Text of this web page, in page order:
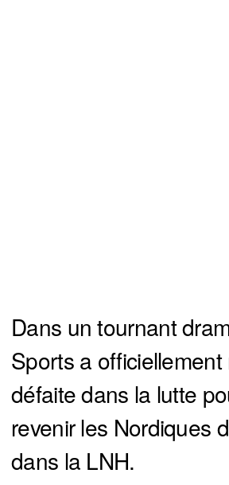
Dans un tournant
Sports a
défaite dans la lutte
revenir les Nordiques
dans la LNH.